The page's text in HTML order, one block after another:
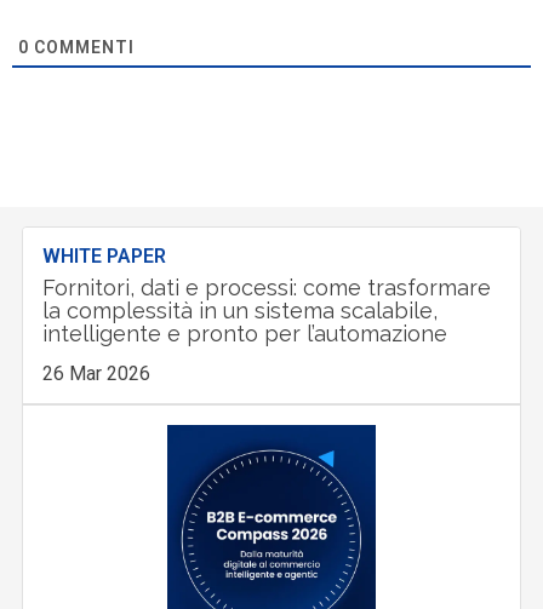
0 COMMENTI
WHITE PAPER
Fornitori, dati e processi: come trasformare
la complessità in un sistema scalabile,
intelligente e pronto per l’automazione
26 Mar 2026